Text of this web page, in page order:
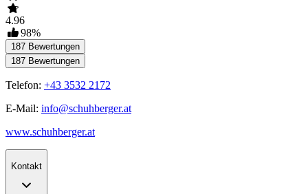
4.96
98%
187 Bewertungen
187 Bewertungen
Telefon: +43 3532 2172
E-Mail: info@schuhberger.at
www.schuhberger.at
Kontakt